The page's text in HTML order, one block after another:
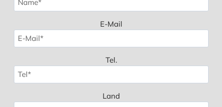
E-Mail
Tel.
Land